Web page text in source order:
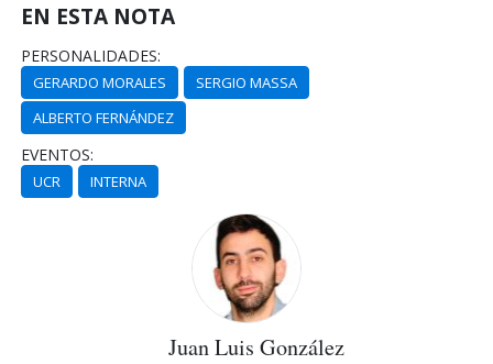
EN ESTA NOTA
PERSONALIDADES:
GERARDO MORALES
SERGIO MASSA
ALBERTO FERNÁNDEZ
EVENTOS:
UCR INTERNA
Juan Luis González